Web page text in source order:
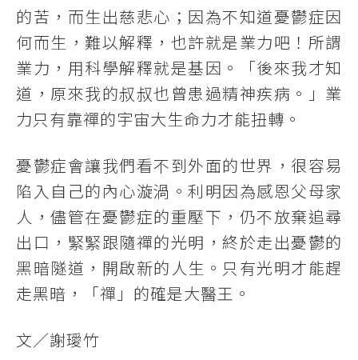
的苦，而生出慈悲心；因為不知道憂鬱症因
何而生，難以解釋，也許就是業力吧！所謂
業力，用科學解釋就是基因。「後來我才知
道，原來我的叔叔也曾患過精神疾病。」業
力只有靠禪的宇宙大生命力才能扭轉。
憂鬱症會讓我們看不到外面的世界，很容易
陷入自己的內心漩渦。利明因為感恩父母家
人，儘管在憂鬱症的重壓下，仍不放棄追尋
出口，緊緊跟隨禪的光明，終於走出憂鬱的
黑暗隧道，開啟新的人生。只有光明才能趕
走黑暗，「禪」的確是大醫王。
文／謝璦竹